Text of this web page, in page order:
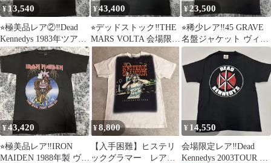
¥ 13,540
⭐︎極美品レア②‼️Dead
Kennedys 1983年ツアー
Tシャツ Mサイズ‼️
¥43,400
⭐︎デッドストック‼️THE
MARS VOLTA 会場限定
特殊Tシャツ Mサイズ‼️
¥23,500
⭐︎稀少レア‼️45 GRAVE
名盤ジャケット ヴィン
テージTシャツ Mサイ
ズ‼️
¥43,420
⭐︎極美品レア‼️IRON
MAIDEN 1988年製 ヴィ
¥8,800
【入手困難】ヒステリ
ックグラマー レアサ
¥ 14,550
会場限定レア‼️Dead
Kennedys 2003TOUR T